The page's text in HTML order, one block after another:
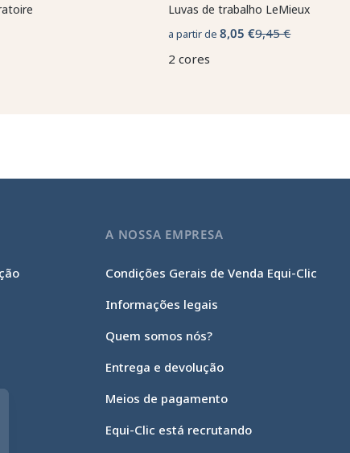
Luvas de trabalho LeMieux
a partir de8,05 €9,45 €
2 cores
A NOSSA EMPRESA
Condições Gerais de Venda Equi-Clic
Informações legais
Quem somos nós?
Entrega e devolução
Meios de pagamento
Equi-Clic está recrutando